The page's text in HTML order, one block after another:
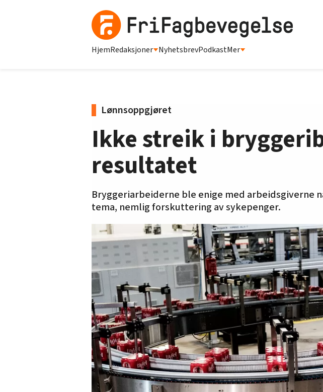
HjemRedaksjoner NyhetsbrevPodkastMer
Lønnsoppgjøret
Ikke streik i
resultatet
Bryggeriarbeiderne ble enige med arbeidsgiverne
tema, nemlig forskuttering av sykepenger.